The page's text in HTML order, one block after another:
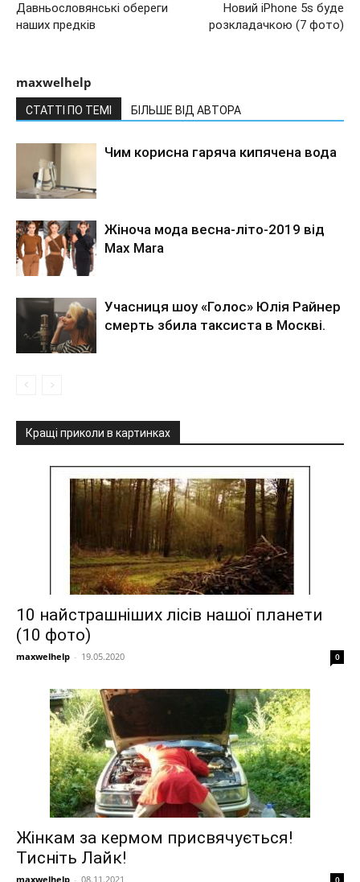
Давньословянські обереги
наших предків
Новий iPhone 5s буде
розкладачкою (7 фото)
maxwelhelp
СТАТТІ ПО ТЕМІ БІЛЬШЕ ВІД АВТОРА
Чим корисна гаряча кипячена вода
Жіноча мода весна-літо-2019 від
Max Mara
Учасниця шоу «Голос» Юлія Райнер
смерть збила таксиста в Москві.
Кращі приколи в картинках
10 найстрашніших лісів нашої планети
(10 фото)
maxwelhelp - 19.05.2020 0
Жінкам за кермом присвячується!
Тисніть Лайк!
maxwelhelp - 08.11.2021 0